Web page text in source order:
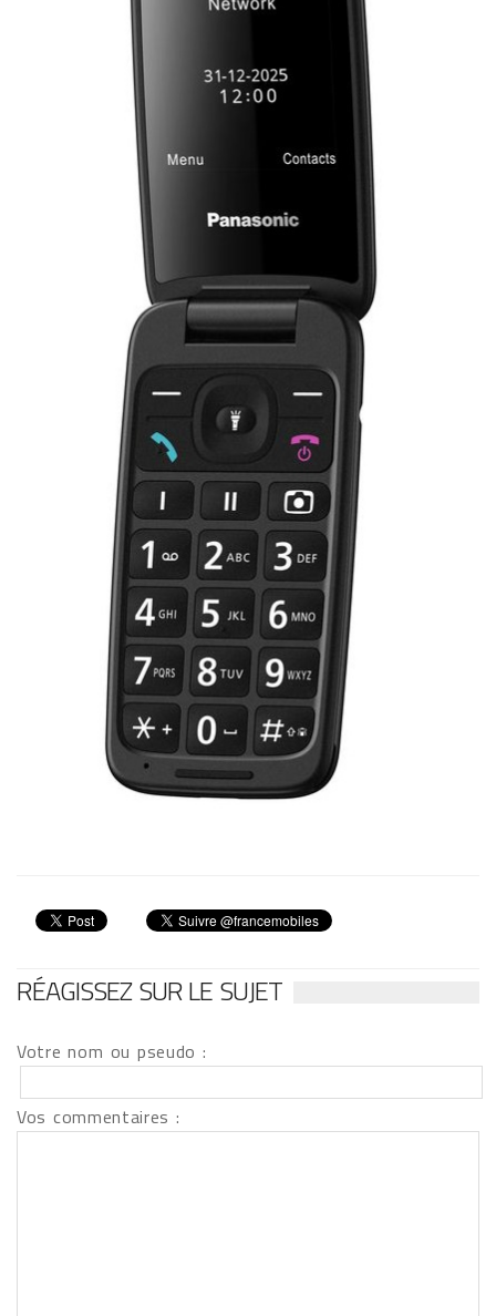
RÉAGISSEZ SUR LE SUJET
Votre nom ou pseudo :
Vos commentaires :